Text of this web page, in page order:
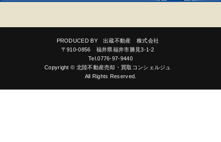
PRODUCED BY 出蔵不動産 株式会社
〒910-0856 福井県福井市勝見3-1-2
Tel.0776-97-9440
Copyright © 北陸不動産売却・買取コンシェルジュ
All Rights Reserved.